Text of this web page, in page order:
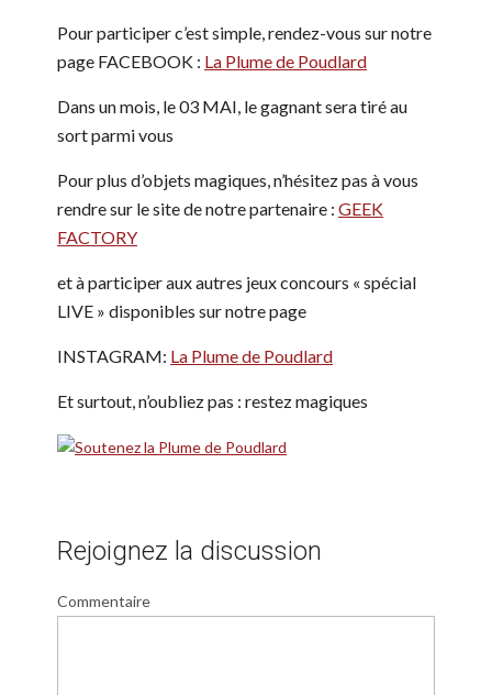
Pour participer c’est simple, rendez-vous sur notre
page FACEBOOK : La Plume de Poudlard
Dans un mois, le 03 MAI, le gagnant sera tiré au
sort parmi vous
Pour plus d’objets magiques, n’hésitez pas à vous
rendre sur le site de notre partenaire : GEEK
FACTORY
et à participer aux autres jeux concours « spécial
LIVE » disponibles sur notre page
INSTAGRAM: La Plume de Poudlard
Et surtout, n’oubliez pas : restez magiques
Rejoignez la discussion
Commentaire